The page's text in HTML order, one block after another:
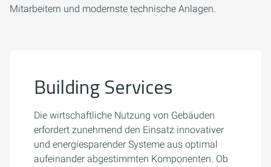
Mitarbeitern und modernste technische Anlagen.
Building Services
Die wirtschaftliche Nutzung von Gebäuden
erfordert zunehmend den Einsatz innovativer
und energiesparender Systeme aus optimal
aufeinander abgestimmten Komponenten. Ob